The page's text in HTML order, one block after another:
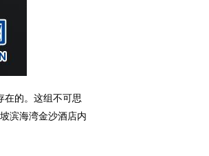
的。这组不可思
滨海湾金沙酒店内